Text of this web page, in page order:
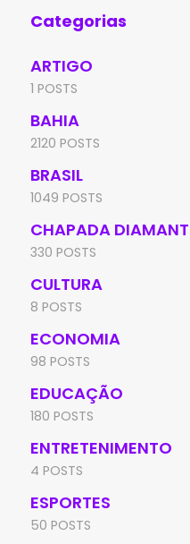
Categorias
ARTIGO
1 POSTS
BAHIA
2120 POSTS
BRASIL
1049 POSTS
CHAPADA
330 POSTS
CULTURA
8 POSTS
ECONOMIA
98 POSTS
EDUCAÇÃO
180 POSTS
ENTRETENIMENTO
4 POSTS
ESPORTES
50 POSTS